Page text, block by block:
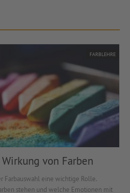
FARBLEHRE
von Farben
Farbauswahl eine wichtige Rolle.
stehen und welche Emotionen mit